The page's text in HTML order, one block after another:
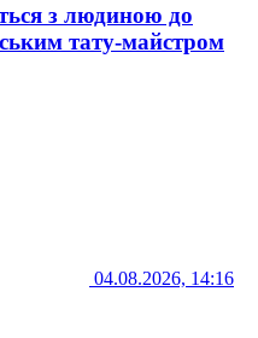
з людиною до
тату-майстром
04.08.2026, 14:16